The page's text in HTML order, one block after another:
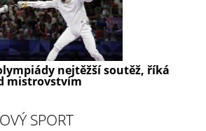
nejtěžší soutěž, říká
mistrovstvím
SPORT